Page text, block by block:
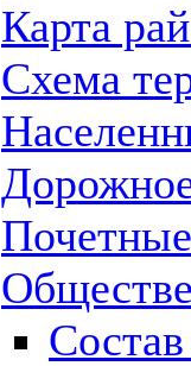
Карта
Схема